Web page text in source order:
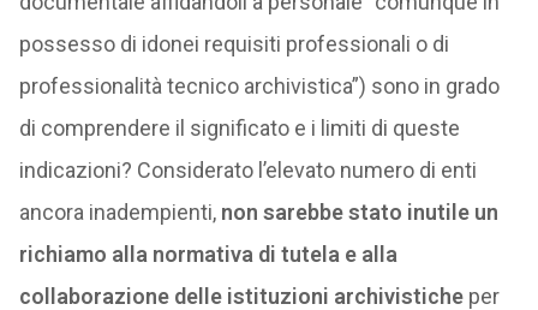
possesso di idonei requisiti professionali o di
professionalità tecnico archivistica”) sono in grado
di comprendere il significato e i limiti di queste
indicazioni? Considerato l’elevato numero di enti
ancora inadempienti,non sarebbe stato inutile un
richiamo alla normativa di tutela e alla
collaborazione delle istituzioni archivisticheper